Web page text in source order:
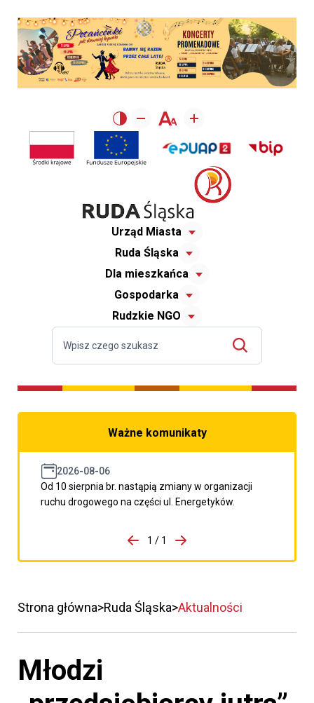
Urząd Miasta
Ruda Śląska
Dla mieszkańca
Gospodarka
Rudzkie NGO
Ważne komunikaty
2026-08-06
Od 10 sierpnia br. nastąpią zmiany w organizacji
ruchu drogowego na części ul. Energetyków.
porzpedniego komunikatu
1 / 1
Przejdź do następnego
Strona główna Ruda Śląska Aktualności
Młodzi